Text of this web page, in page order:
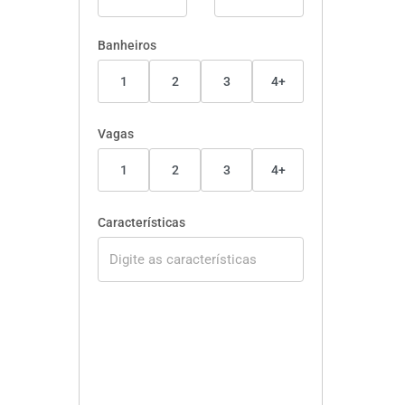
Banheiros
1 2 3 4+
Vagas
1 2 3 4+
Características